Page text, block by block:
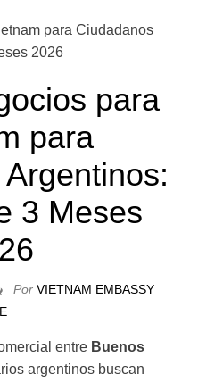
para
para
3 Meses
Por VIETNAM EMBASSY
entre Buenos
argentinos buscan